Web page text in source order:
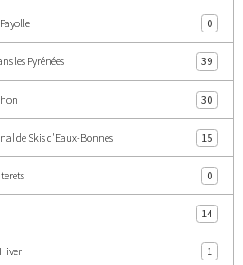
0
les Pyrénées 39
30
de Skis d'Eaux-Bonnes 15
0
14
1